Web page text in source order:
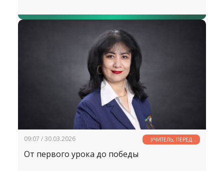
09:07 / 30.03.2026
УЧИТЕЛЬ, ПЕРЕД
ИМЕНЕМ ТВОИМ...
От первого урока до победы